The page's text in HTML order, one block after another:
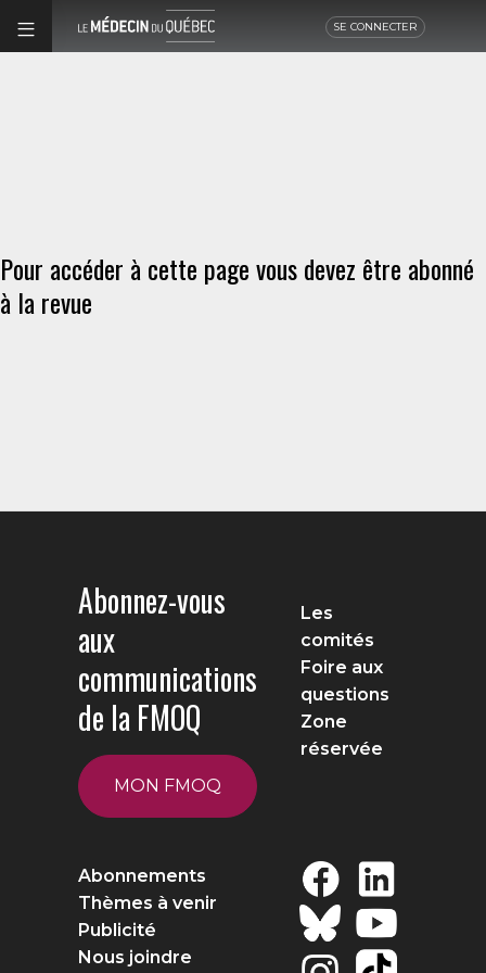
SE CONNECTER
Pour accéder à cette page vous devez être abonné
à la revue
Abonnez-vous
aux
communications
de la FMOQ
MON FMOQ
Les
comités
Foire aux
questions
Zone
réservée
Abonnements
Thèmes à venir
Publicité
Nous joindre